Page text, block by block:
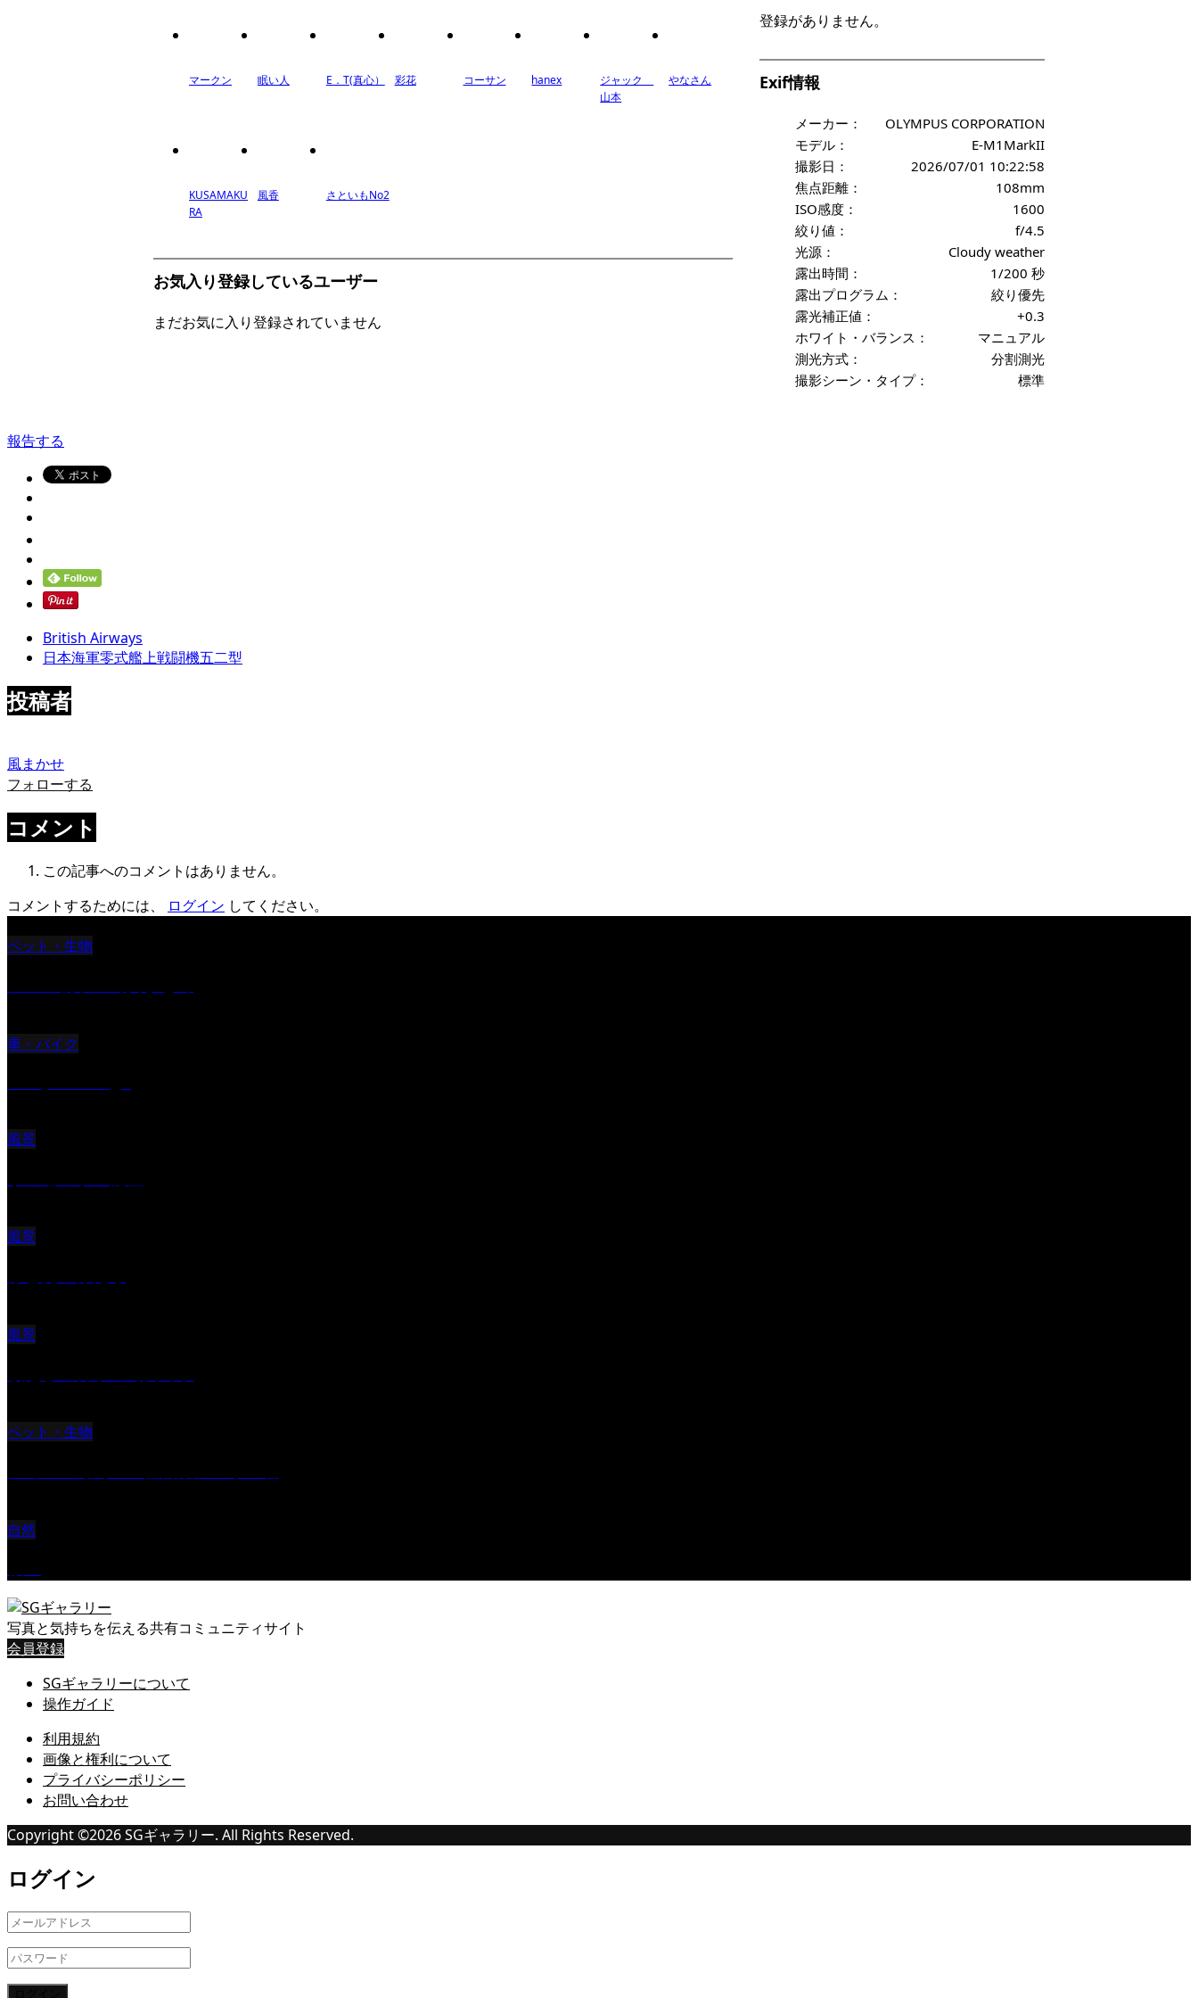
登録がありません。
Exif情報
メーカー：
OLYMPUS CORPORATION
モデル：
E-M1MarkII
撮影日：
2026/07/01 10:22:58
焦点距離：
108mm
ISO感度：
1600
絞り値：
f/4.5
光源：
Cloudy weather
露出時間：
1/200 秒
露出プログラム：
絞り優先
露光補正値：
+0.3
ホワイト・バランス：
マニュアル
測光方式：
分割測光
撮影シーン・タイプ：
標準
マークン 眠い人 E．T(真心） 彩花 コーサン hanex
ジャック
山本
やなさん
KUSAMAKU
RA
風香 さといもNo2
お気入り登録しているユーザー
まだお気に入り登録されていません
報告する
British Airways
日本海軍零式艦上戦闘機五二型
投稿者
風まかせ
フォローする
コメント
この記事へのコメントはありません。
コメントするためには、
ログイン してください。
ペット・生物
車・バイク
風景
風景
風景
ペット・生物
自然
写真と気持ちを伝える共有コミュニティサイト
会員登録
SGギャラリーについて
操作ガイド
利用規約
画像と権利について
プライバシーポリシー
お問い合わせ
Copyright ©2026SGギャラリー. All Rights Reserved.
ログイン